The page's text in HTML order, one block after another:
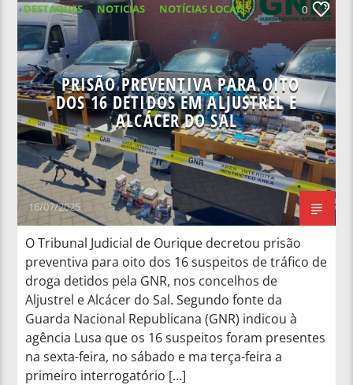
DESTAQUES NOTICIAS
NOTÍCIAS LOCAIS
NOTÍCIAS NACIONAIS
0
PRISÃO PREVENTIVA PARA OITO
DOS 16 DETIDOS EM ALJUSTREL E
ALCÁCER DO SAL
16/07/2025
O Tribunal Judicial de Ourique decretou prisão
preventiva para oito dos 16 suspeitos de tráfico de
droga detidos pela GNR, nos concelhos de
Aljustrel e Alcácer do Sal. Segundo fonte da
Guarda Nacional Republicana (GNR) indicou à
agência Lusa que os 16 suspeitos foram presentes
na sexta-feira, no sábado e ma terça-feira a
primeiro interrogatório […]